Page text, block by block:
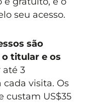
seu acesso.
são
titular e os
até 3
visita. Os
custam US$35